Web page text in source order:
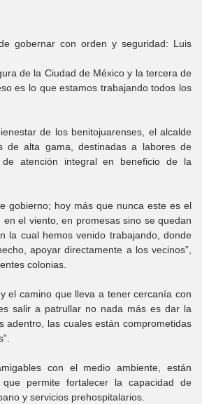
gobernar con orden y seguridad: Luis
de la Ciudad de México y la tercera de
es lo que estamos trabajando todos los
de los benitojuarenses, el alcalde
de alta gama, destinadas a labores de
atención integral en beneficio de la
gobierno; hoy más que nunca este es el
el viento, en promesas sino se quedan
la cual hemos venido trabajando, donde
apoyar directamente a los vecinos”,
colonias.
el camino que lleva a tener cercanía con
salir a patrullar no nada más es dar la
adentro, las cuales están comprometidas
con el medio ambiente, están
permite fortalecer la capacidad de
y servicios prehospitalarios.